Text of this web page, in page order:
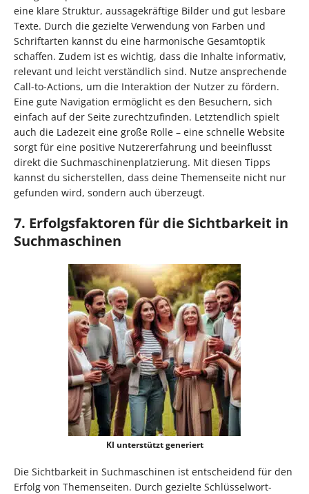
eine klare Struktur, aussagekräftige Bilder und gut lesbare
Texte. Durch die gezielte Verwendung von Farben und
Schriftarten kannst du eine harmonische Gesamtoptik
schaffen. Zudem ist es wichtig, dass die Inhalte informativ,
relevant und leicht verständlich sind. Nutze ansprechende
Call-to-Actions, um die Interaktion der Nutzer zu fördern.
Eine gute Navigation ermöglicht es den Besuchern, sich
einfach auf der Seite zurechtzufinden. Letztendlich spielt
auch die Ladezeit eine große Rolle – eine schnelle Website
sorgt für eine positive Nutzererfahrung und beeinflusst
direkt die Suchmaschinenplatzierung. Mit diesen Tipps
kannst du sicherstellen, dass deine Themenseite nicht nur
gefunden wird, sondern auch überzeugt.
7. Erfolgsfaktoren für die Sichtbarkeit in
Suchmaschinen
KI unterstützt generiert
Die Sichtbarkeit in Suchmaschinen ist entscheidend für den
Erfolg von Themenseiten. Durch gezielte Schlüsselwort-